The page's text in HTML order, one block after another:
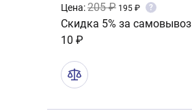
Цена:205 ₽ 195 ₽ ?
Скидка 5% за самовывоз
10 ₽